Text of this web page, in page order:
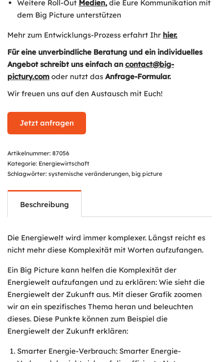
Weitere Roll-Out Medien, die Eure Kommunikation mit
dem Big Picture unterstützen
Mehr zum Entwicklungs-Prozess erfahrt Ihr hier.
Für eine unverbindliche Beratung und ein individuelles
Angebot schreibt uns einfach ancontact@big-
pictury.com oder nutzt dasAnfrage-Formular.
Wir freuen uns auf den Austausch mit Euch!
Jetzt anfragen
Artikelnummer: 87056
Kategorie: Energiewirtschaft
Schlagwörter: systemische veränderungen, big picture
Beschreibung
Die Energiewelt wird immer komplexer. Längst reicht es
nicht mehr diese Komplexität mit Worten aufzufangen.
Ein Big Picture kann helfen die Komplexität der
Energiewelt aufzufangen und zu erklären: Wie sieht die
Energiewelt der Zukunft aus. Mit dieser Grafik zoomen
wir an ein spezifisches Thema heran und beleuchten
dieses. Diese Punkte können zum Beispiel die
Energiewelt der Zukunft erklären:
Smarter Energie-Verbrauch: Smarter Energie-